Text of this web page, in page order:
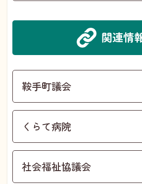
関連情
鞍手町議会
くらて病院
社会福祉協議会